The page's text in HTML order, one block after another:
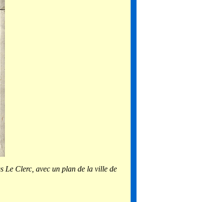
Le Clerc, avec un plan de la ville de